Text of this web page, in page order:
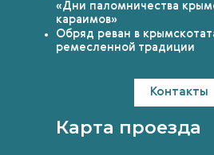
«Дни паломничества
караимов»
Обряд реван в
ремесленной традиции
Контакты
Карта проезда